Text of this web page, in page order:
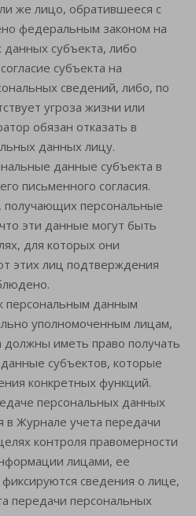
же лицо, обратившееся с
федеральным законом на
субъекта, либо
субъекта на
сведений, либо, по
угроза жизни или
обязан отказать в
данных лицу.
данные субъекта в
письменного согласия.
персональные
эти данные могут быть
для которых они
этих лиц подтверждения
персональным данным
уполномоченным лицам,
иметь право получать
субъектов, которые
конкретных функций.
персональных данных
в Журнале учета передачи
контроля правомерности
лицами, ее
сведения о лице,
передачи персональных